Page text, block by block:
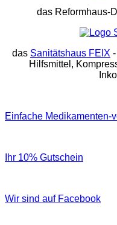
das Reformhaus-
das Sanitätshaus FEIX
Hilfsmittel,
Einfache Medikamenten-
Ihr 10% Gutschein
Wir sind auf Facebook